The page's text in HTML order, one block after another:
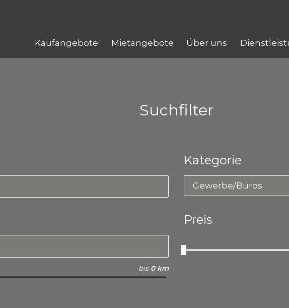
Kaufangebote Mietangebote Über uns
Suchfilter
Kategorie
Gewerbe/Büros
bis 0 km
Preis